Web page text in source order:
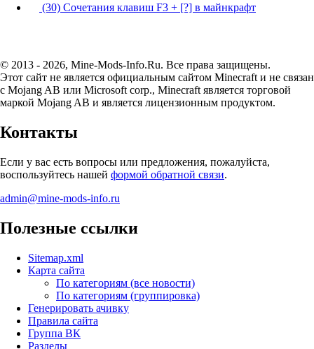
(30) Сочетания клавиш F3 + [?] в майнкрафт
© 2013 - 2026, Mine-Mods-Info.Ru. Все права защищены.
Этот сайт не является официальным сайтом Minecraft и не связан
с Mojang AB или Microsoft corp., Minecraft является торговой
маркой Mojang AB и является лицензионным продуктом.
Контакты
Если у вас есть вопросы или предложения, пожалуйста,
воспользуйтесь нашей формой обратной связи.
admin@mine-mods-info.ru
Полезные ссылки
Sitemap.xml
Карта сайта
По категориям (все новости)
По категориям (группировка)
Генерировать ачивку
Правила сайта
Группа ВК
Разделы